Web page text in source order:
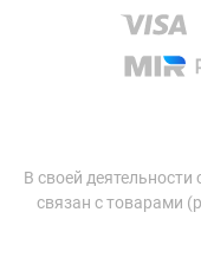
В своей деятельности
связан с товарами